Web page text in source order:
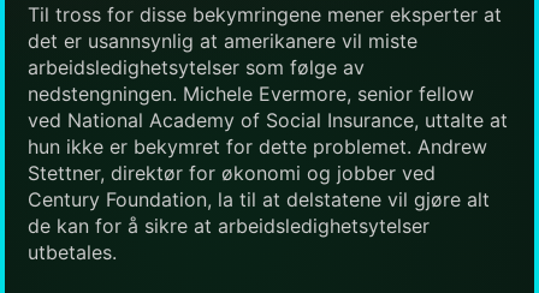
Til tross for disse bekymringene mener eksperter at
det er usannsynlig at amerikanere vil miste
arbeidsledighetsytelser som følge av
nedstengningen. Michele Evermore, senior fellow
ved National Academy of Social Insurance, uttalte at
hun ikke er bekymret for dette problemet. Andrew
Stettner, direktør for økonomi og jobber ved
Century Foundation, la til at delstatene vil gjøre alt
de kan for å sikre at arbeidsledighetsytelser
utbetales.